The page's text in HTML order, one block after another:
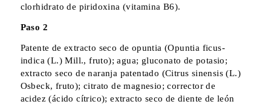
clorhidrato de piridoxina (vitamina B6).
Paso 2
Patente de extracto seco de opuntia (Opuntia ficus-
indica (L.) Mill., fruto); agua; gluconato de potasio;
extracto seco de naranja patentado (Citrus sinensis (L.)
Osbeck, fruto); citrato de magnesio; corrector de
acidez (ácido cítrico); extracto seco de diente de león